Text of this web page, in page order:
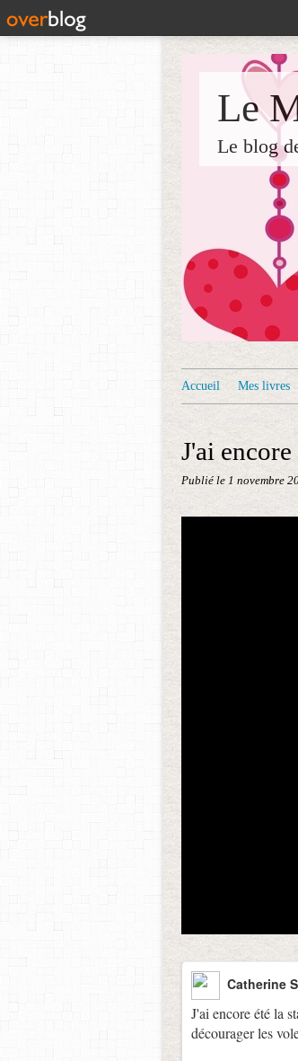
Le
Le blog
Accueil Mes livres
J'ai
Publié le 1 novembre
J'ai encore été la
décourager les
Catherine